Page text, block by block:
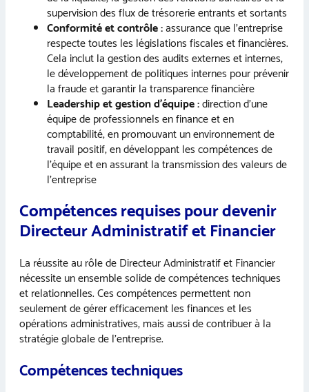
supervision des flux de trésorerie entrants et sortants
Conformité et contrôle :assurance que l’entreprise
respecte toutes les législations fiscales et financières.
Cela inclut la gestion des audits externes et internes,
le développement de politiques internes pour prévenir
la fraude et garantir la transparence financière
Leadership et gestion d’équipe :direction d’une
équipe de professionnels en finance et en
comptabilité, en promouvant un environnement de
travail positif, en développant les compétences de
l’équipe et en assurant la transmission des valeurs de
l’entreprise
Compétences requises pour devenir
Directeur Administratif et Financier
La réussite au rôle de Directeur Administratif et Financier
nécessite un ensemble solide de compétences techniques
et relationnelles. Ces compétences permettent non
seulement de gérer efficacement les finances et les
opérations administratives, mais aussi de contribuer à la
stratégie globale de l’entreprise.
Compétences techniques